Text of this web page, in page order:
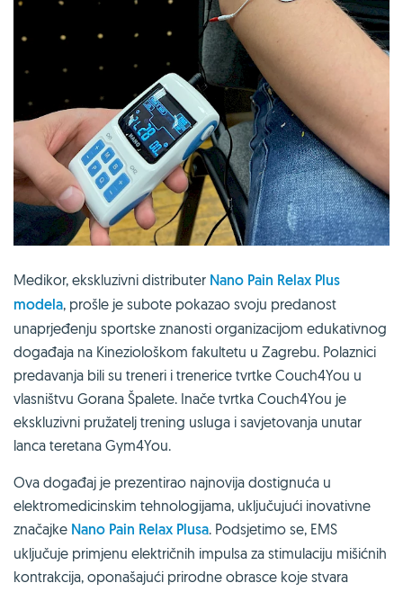
Medikor, ekskluzivni distributer Nano Pain Relax Plus
modela, prošle je subote pokazao svoju predanost
unaprjeđenju sportske znanosti organizacijom edukativnog
događaja na Kineziološkom fakultetu u Zagrebu. Polaznici
predavanja bili su treneri i trenerice tvrtke Couch4You u
vlasništvu Gorana Špalete. Inače tvrtka Couch4You je
ekskluzivni pružatelj trening usluga i savjetovanja unutar
lanca teretana Gym4You.
Ova događaj je prezentirao najnovija dostignuća u
elektromedicinskim tehnologijama, uključujući inovativne
značajke Nano Pain Relax Plusa. Podsjetimo se, EMS
uključuje primjenu električnih impulsa za stimulaciju mišićnih
kontrakcija, oponašajući prirodne obrasce koje stvara